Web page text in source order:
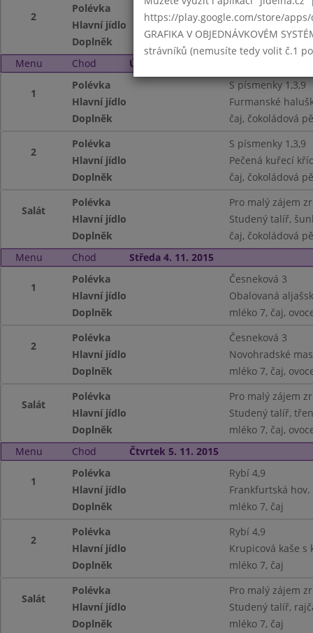
2
Polévka
Frankfurtská 1
Hlavní jídlo
Vepřová kýta po
Doplněk
mléko 7, čaj,
Menu
Chod Úterý 3. 11. 2015
1
Polévka
S písmenky 1,3,9
Hlavní jídlo
Furmanské
Doplněk
čaj, čokoládová
2
Polévka
S písmenky 1,3,9
Hlavní jídlo
Pečená kuřecí
Doplněk
čaj, čokoládová
Salát
Polévka
Pro malý zájem
Hlavní jídlo
Studený talíř,
Doplněk
čaj, čokoládová
Menu
Chod Středa 4. 11. 2015
1
Polévka
Česneková 3
Hlavní jídlo
Obalovaná
Doplněk
mléko 7, čaj,
2
Polévka
Česneková 3
Hlavní jídlo
Novohradské
Doplněk
mléko 7, čaj,
Salát
Polévka
Pro malý zájem
Hlavní jídlo
Studený talíř,
Doplněk
mléko 7, čaj,
Menu
Chod Čtvrtek 5. 11. 2015
1
Polévka
Rybí 4,9
Hlavní jídlo
Frankfurtská
Doplněk
mléko 7, čaj
2
Polévka
Rybí 4,9
Hlavní jídlo
Krupicová kaše s
Doplněk
mléko 7, čaj
Salát
Polévka
Pro malý zájem
Hlavní jídlo
Studený talíř,
Doplněk
mléko 7, čaj
https://play.google.com/store/
GRAFIKA V OBJEDNÁVKOVÉM
strávníků (nemusíte tedy volit č.1